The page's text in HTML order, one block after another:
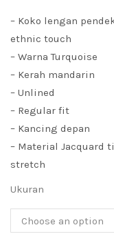
– Koko lengan
ethnic touch
– Warna Turquoise
– Kerah mandarin
– Unlined
– Regular fit
– Kancing depan
– Material Jacquard
stretch
Ukuran